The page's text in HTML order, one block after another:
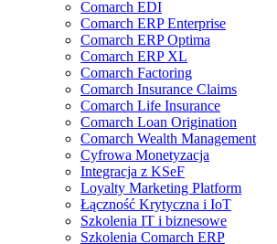
Comarch EDI
Comarch ERP Enterprise
Comarch ERP Optima
Comarch ERP XL
Comarch Factoring
Comarch Insurance Claims
Comarch Life Insurance
Comarch Loan Origination
Comarch Wealth Management
Cyfrowa Monetyzacja
Integracja z KSeF
Loyalty Marketing Platform
Łączność Krytyczna i IoT
Szkolenia IT i biznesowe
Szkolenia Comarch ERP